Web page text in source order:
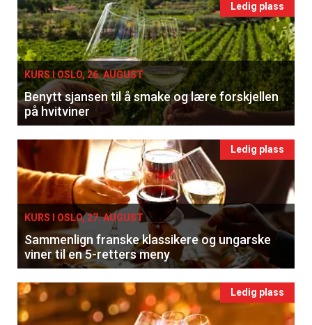
Ledig plass
KURS I OSLO, 26. AUGUST
Benytt sjansen til å smake og lære forskjellen
på hvitviner
Ledig plass
KURS I OSLO, 27. AUGUST
Sammenlign franske klassikere og ungarske
viner til en 5-retters meny
Ledig plass